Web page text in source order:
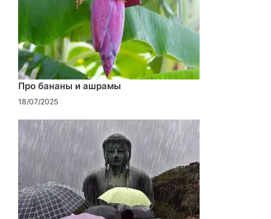
Про бананы и ашрамы
18/07/2025